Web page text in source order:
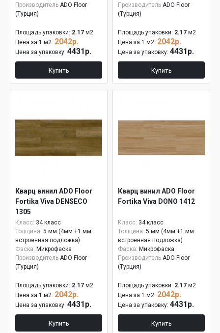
Производитель ADO Floor
(Турция)
Площадь упаковки: 2.17 м2
Цена за 1 м2: 2042р.
Цена за упаковку: 4431р.
Купить
Производитель ADO Floor
(Турция)
Площадь упаковки: 2.17 м2
Цена за 1 м2: 2042р.
Цена за упаковку: 4431р.
Купить
Кварц винил ADO Floor
Fortika Viva DENSECO
1305
Класс: 34 класс
Толщина: 5 мм (4мм +1 мм
встроенная подложка)
Фаска: Микрофаска
Производитель ADO Floor
(Турция)
Площадь упаковки: 2.17 м2
Цена за 1 м2: 2042р.
Цена за упаковку: 4431р.
Купить
Кварц винил ADO Floor
Fortika Viva DONO 1412
Класс: 34 класс
Толщина: 5 мм (4мм +1 мм
встроенная подложка)
Фаска: Микрофаска
Производитель ADO Floor
(Турция)
Площадь упаковки: 2.17 м2
Цена за 1 м2: 2042р.
Цена за упаковку: 4431р.
Купить